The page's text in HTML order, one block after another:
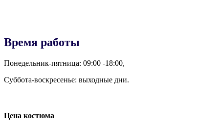
Время работы
Понедельник-пятница: 09:00 -18:00,
Суббота-воскресенье: выходные дни.
Цена костюма